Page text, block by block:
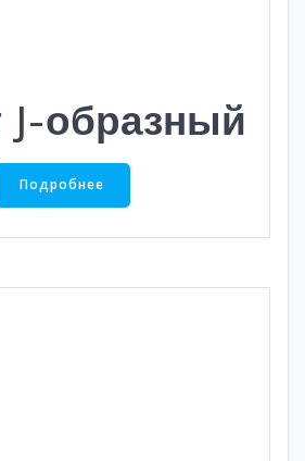
J-образный
Подробнее